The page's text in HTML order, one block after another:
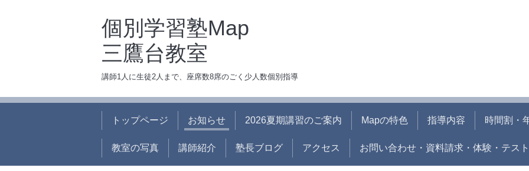
個別学習塾Map
三鷹台教室
講師1人に生徒2人まで、座席数8席のごく少人数個別指導
トップページ お知らせ 2026夏期講習のご案内 Mapの特色 指導内容 時間割・
教室の写真 講師紹介 塾長ブログ アクセス お問い合わせ・資料請求・体験・テス